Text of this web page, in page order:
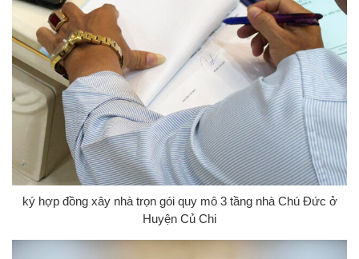
ký hợp đồng xây nhà trọn gói quy mô 3 tầng nhà Chú Đức ở
Huyện Củ Chi